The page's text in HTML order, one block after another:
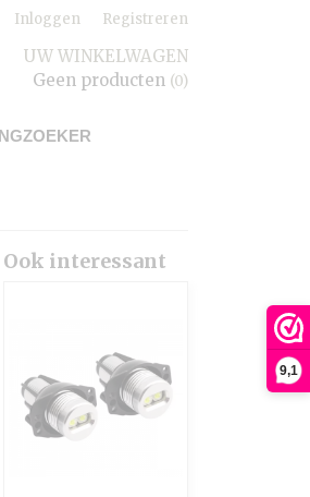
9,1
Inloggen Registreren
UW WINKELWAGEN
Geen producten (0)
Ook interessant